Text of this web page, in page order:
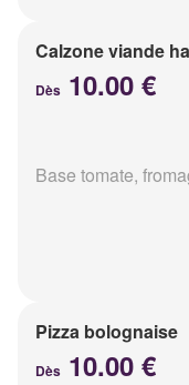
Calzone viande
Dès 10.00 €
Base tomate,
Pizza bolognaise
Dès 10.00 €